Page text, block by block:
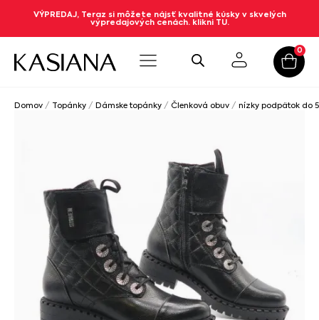
VÝPREDAJ, Teraz si môžete nájsť kvalitné kúsky v skvelých
výpredajových cenách. klikni TU.
0
Domov / Topánky / Dámske topánky / Členková obuv / nízky podpätok do